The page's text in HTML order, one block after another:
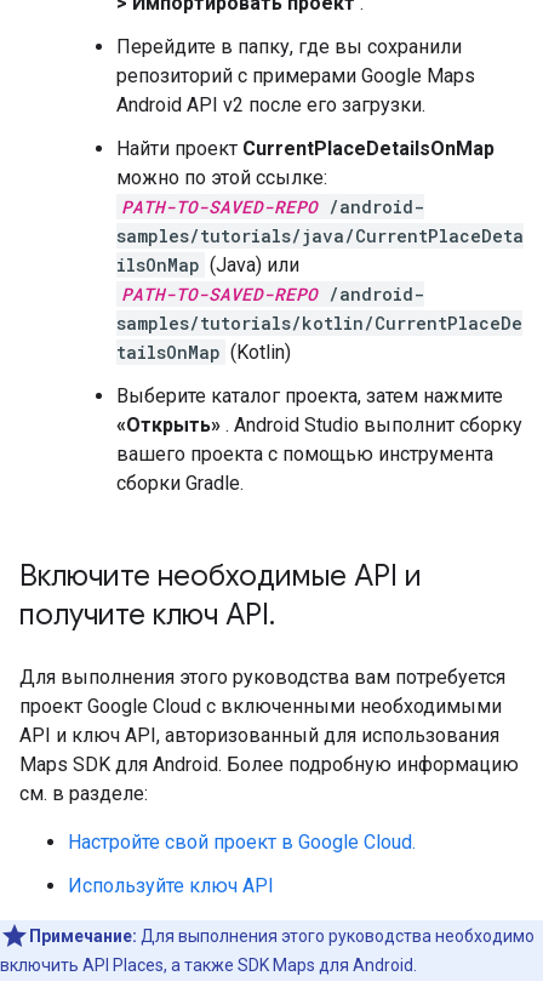
Перейдите в папку, где вы сохранили
репозиторий с примерами Google Maps
Android API v2 после его загрузки.
Найти проект CurrentPlaceDetailsOnMap
можно по этой ссылке:
PATH-TO-SAVED-REPO/android-
samples/tutorials/java/CurrentPlaceDeta
ilsOnMap (Java) или
PATH-TO-SAVED-REPO/android-
samples/tutorials/kotlin/CurrentPlaceDe
tailsOnMap (Kotlin)
Выберите каталог проекта, затем нажмите
«Открыть» . Android Studio выполнит сборку
вашего проекта с помощью инструмента
сборки Gradle.
Включите необходимые API и
получите ключ API.
Для выполнения этого руководства вам потребуется
проект Google Cloud с включенными необходимыми
API и ключ API, авторизованный для использования
Maps SDK для Android. Более подробную информацию
см. в разделе:
Настройте свой проект в Google Cloud.
Используйте ключ API
Примечание: Для выполнения этого руководства необходимо
включить API Places, а также SDK Maps для Android.